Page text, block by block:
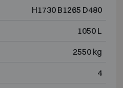
H1730 B1265 D480
1050 L
2550 kg
4